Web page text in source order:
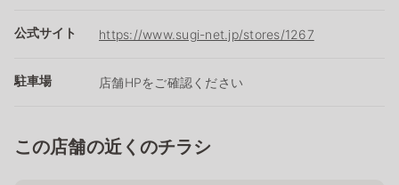
公式サイト https://www.sugi-net.jp/stores/1267
駐車場 店舗HPをご確認ください
この店舗の近くのチラシ